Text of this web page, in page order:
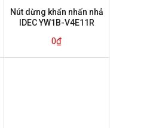
Nút dừng khẩn nhấn nhả
IDEC YW1B-V4E11R
0₫